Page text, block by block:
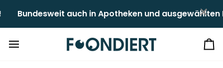
zum
Inhalt
auch in Apotheken und ausgewählten ×